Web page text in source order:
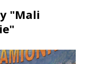
"Mali